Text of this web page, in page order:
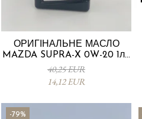
ОРИГІНАЛЬНЕ МАСЛО
MAZDA SUPRA-X 0W-20 1л -
0012MO0W20
40,25 EUR
14,12 EUR
-79%